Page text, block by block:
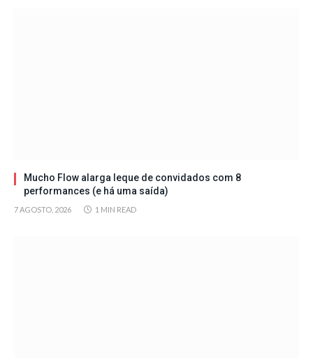
Mucho Flow alarga leque de convidados com 8
performances (e há uma saída)
7 AGOSTO, 2026 1 MIN READ